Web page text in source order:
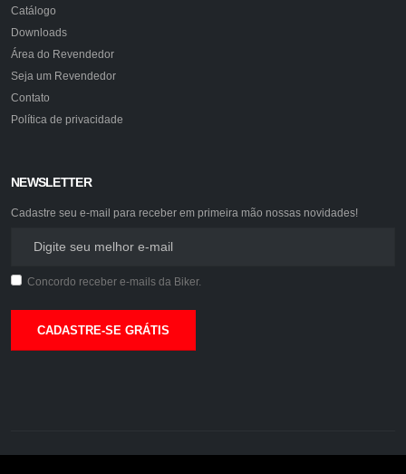
Catálogo
Downloads
Área do Revendedor
Seja um Revendedor
Contato
Política de privacidade
NEWSLETTER
Cadastre seu e-mail para receber em primeira mão nossas novidades!
Concordo receber e-mails da Biker.
CADASTRE-SE GRÁTIS